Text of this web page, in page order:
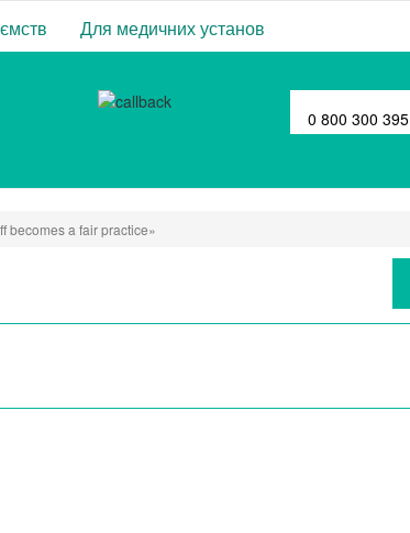
Для медичних установ
0 800 300 395
becomes a fair practice»